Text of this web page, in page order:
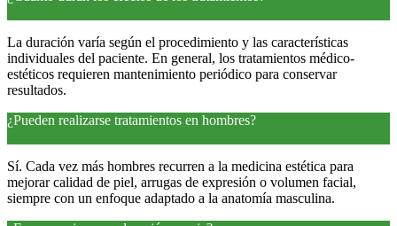
La duración varía según el procedimiento y las características
individuales del paciente. En general, los tratamientos médico-
estéticos requieren mantenimiento periódico para conservar
resultados.
¿Pueden realizarse tratamientos en hombres?
Sí. Cada vez más hombres recurren a la medicina estética para
mejorar calidad de piel, arrugas de expresión o volumen facial,
siempre con un enfoque adaptado a la anatomía masculina.